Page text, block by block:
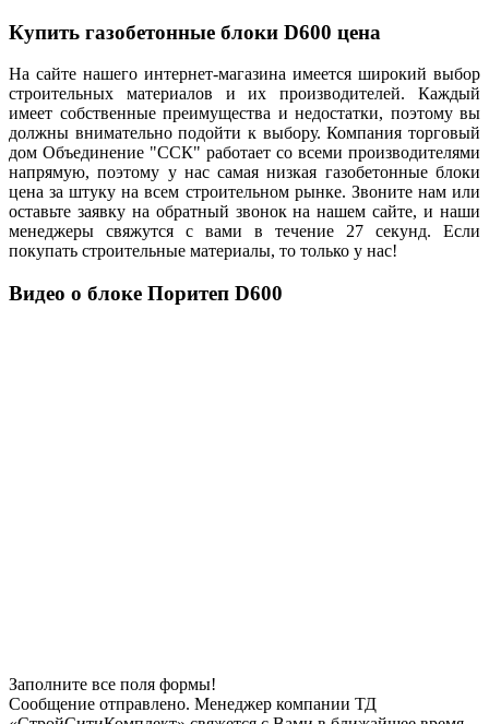
Купить газобетонные блоки D600 цена
На сайте нашего интернет-магазина имеется широкий выбор
строительных материалов и их производителей. Каждый
имеет собственные преимущества и недостатки, поэтому вы
должны внимательно подойти к выбору. Компания торговый
дом Объединение "ССК" работает со всеми производителями
напрямую, поэтому у нас самая низкая газобетонные блоки
цена за штуку на всем строительном рынке. Звоните нам или
оставьте заявку на обратный звонок на нашем сайте, и наши
менеджеры свяжутся с вами в течение 27 секунд. Если
покупать строительные материалы, то только у нас!
Видео о блоке Поритеп D600
Заполните все поля формы!
Сообщение отправлено. Менеджер компании ТД